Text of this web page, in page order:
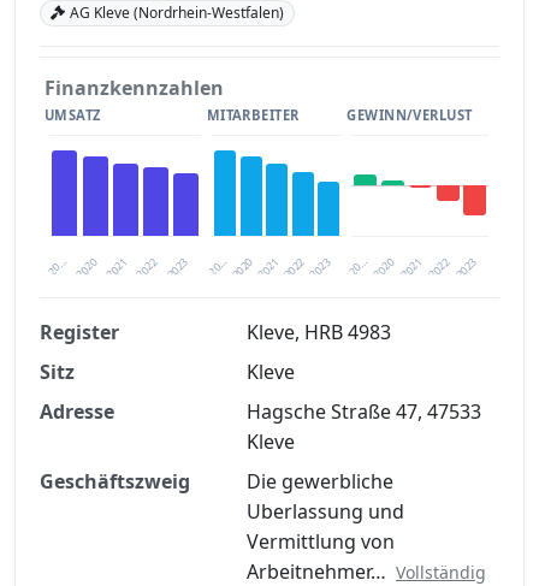
AG Kleve (Nordrhein-Westfalen)
Finanzkennzahlen
UMSATZ
20… 2021 2023
2020 2022
MITARBEITER
20… 2021 2023
2020 2022
GEWINN/VERLUST
20… 2021 2023
2020 2022
Finanzkennzahlen nach kostenloser
Registrierung verfügbar
Jetzt kostenlos registrieren
Register
Kleve, HRB 4983
Sitz
Kleve
Adresse
Hagsche Straße 47, 47533
Kleve
Geschäftszweig
Die gewerbliche
Uberlassung und
Vermittlung von
Arbeitnehmer… Vollständig